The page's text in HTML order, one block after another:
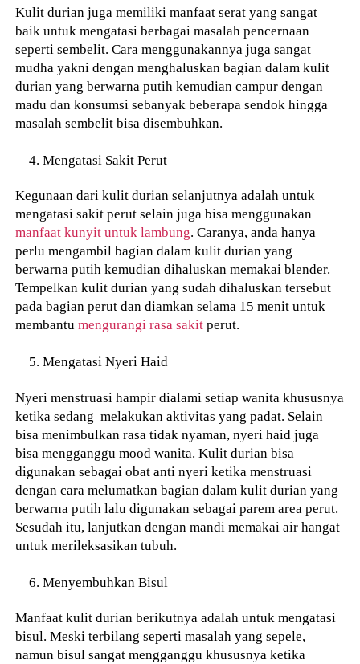
Kulit durian juga memiliki manfaat serat yang sangat
baik untuk mengatasi berbagai masalah pencernaan
seperti sembelit. Cara menggunakannya juga sangat
mudha yakni dengan menghaluskan bagian dalam kulit
durian yang berwarna putih kemudian campur dengan
madu dan konsumsi sebanyak beberapa sendok hingga
masalah sembelit bisa disembuhkan.
Mengatasi Sakit Perut
Kegunaan dari kulit durian selanjutnya adalah untuk
mengatasi sakit perut selain juga bisa menggunakan
manfaat kunyit untuk lambung. Caranya, anda hanya
perlu mengambil bagian dalam kulit durian yang
berwarna putih kemudian dihaluskan memakai blender.
Tempelkan kulit durian yang sudah dihaluskan tersebut
pada bagian perut dan diamkan selama 15 menit untuk
membantumengurangi rasa sakit perut.
Mengatasi Nyeri Haid
Nyeri menstruasi hampir dialami setiap wanita khususnya
ketika sedang melakukan aktivitas yang padat. Selain
bisa menimbulkan rasa tidak nyaman, nyeri haid juga
bisa mengganggu mood wanita. Kulit durian bisa
digunakan sebagai obat anti nyeri ketika menstruasi
dengan cara melumatkan bagian dalam kulit durian yang
berwarna putih lalu digunakan sebagai parem area perut.
Sesudah itu, lanjutkan dengan mandi memakai air hangat
untuk merileksasikan tubuh.
Menyembuhkan Bisul
Manfaat kulit durian berikutnya adalah untuk mengatasi
bisul. Meski terbilang seperti masalah yang sepele,
namun bisul sangat mengganggu khususnya ketika